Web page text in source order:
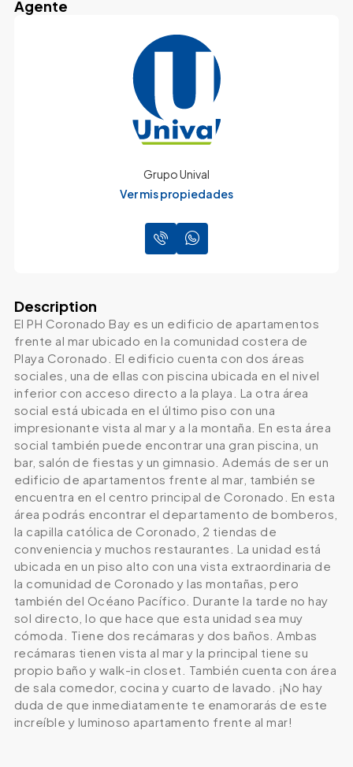
Agente
Grupo Unival
Ver mis propiedades
Description
El PH Coronado Bay es un edificio de apartamentos
frente al mar ubicado en la comunidad costera de
Playa Coronado. El edificio cuenta con dos áreas
sociales, una de ellas con piscina ubicada en el nivel
inferior con acceso directo a la playa. La otra área
social está ubicada en el último piso con una
impresionante vista al mar y a la montaña. En esta área
social también puede encontrar una gran piscina, un
bar, salón de fiestas y un gimnasio. Además de ser un
edificio de apartamentos frente al mar, también se
encuentra en el centro principal de Coronado. En esta
área podrás encontrar el departamento de bomberos,
la capilla católica de Coronado, 2 tiendas de
conveniencia y muchos restaurantes. La unidad está
ubicada en un piso alto con una vista extraordinaria de
la comunidad de Coronado y las montañas, pero
también del Océano Pacífico. Durante la tarde no hay
sol directo, lo que hace que esta unidad sea muy
cómoda. Tiene dos recámaras y dos baños. Ambas
recámaras tienen vista al mar y la principal tiene su
propio baño y walk-in closet. También cuenta con área
de sala comedor, cocina y cuarto de lavado. ¡No hay
duda de que inmediatamente te enamorarás de este
increíble y luminoso apartamento frente al mar!